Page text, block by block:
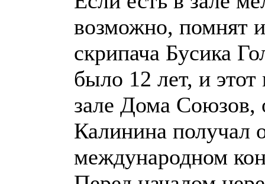
возможно, помнят
скрипача Бусика
было 12 лет, и
зале Дома Союзов,
Калинина получал
международном